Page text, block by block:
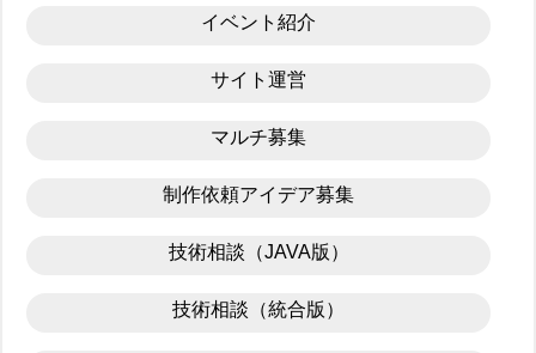
イベント紹介
サイト運営
マルチ募集
制作依頼アイデア募集
技術相談（JAVA版）
技術相談（統合版）